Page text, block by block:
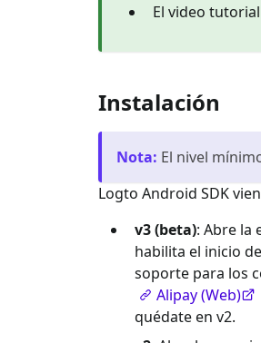
El video
Instalación
Nota: El nivel
Logto Android SDK
v3 (beta): Abre la
habilita el inicio
soporte para los
Alipay (Web)
quédate en v2.